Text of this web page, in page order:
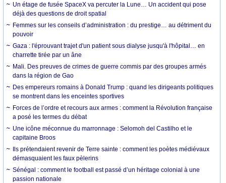
Un étage de fusée SpaceX va percuter la Lune… Un accident qui pose
déjà des questions de droit spatial
Femmes sur les conseils d’administration : du prestige… au détriment du
pouvoir
Gaza : l'éprouvant trajet d'un patient sous dialyse jusqu'à l'hôpital… en
charrette tirée par un âne
Mali. Des preuves de crimes de guerre commis par des groupes armés
dans la région de Gao
Des empereurs romains à Donald Trump : quand les dirigeants politiques
se montrent dans les enceintes sportives
Forces de l’ordre et recours aux armes : comment la Révolution française
a posé les termes du débat
Une icône méconnue du marronnage : Selomoh del Castilho et le
capitaine Broos
Ils prétendaient revenir de Terre sainte : comment les poètes médiévaux
démasquaient les faux pèlerins
Sénégal : comment le football est passé d’un héritage colonial à une
passion nationale